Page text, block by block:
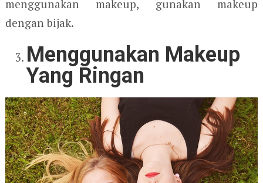
menggunakan makeup, gunakan makeup
dengan bijak.
Menggunakan Makeup
Yang Ringan